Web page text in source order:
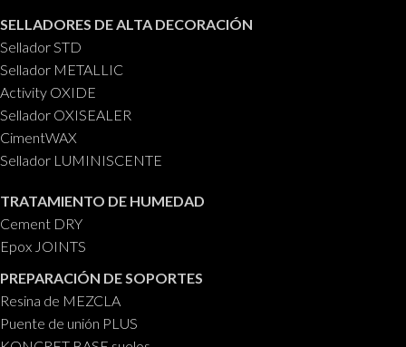
SELLADORES DE ALTA DECORACIÓN
Sellador STD
Sellador METALLIC
Activity OXIDE
Sellador OXISEALER
CimentWAX
Sellador LUMINISCENTE
TRATAMIENTO DE HUMEDAD
Cement DRY
Epox JOINTS
PREPARACIÓN DE SOPORTES
Resina de MEZCLA
Puente de unión PLUS